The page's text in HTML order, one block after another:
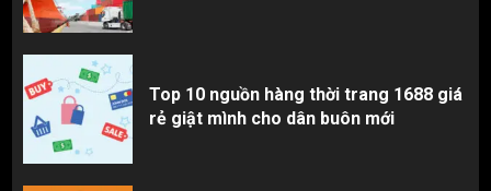
Top 10 nguồn hàng thời trang 1688 giá
rẻ giật mình cho dân buôn mới